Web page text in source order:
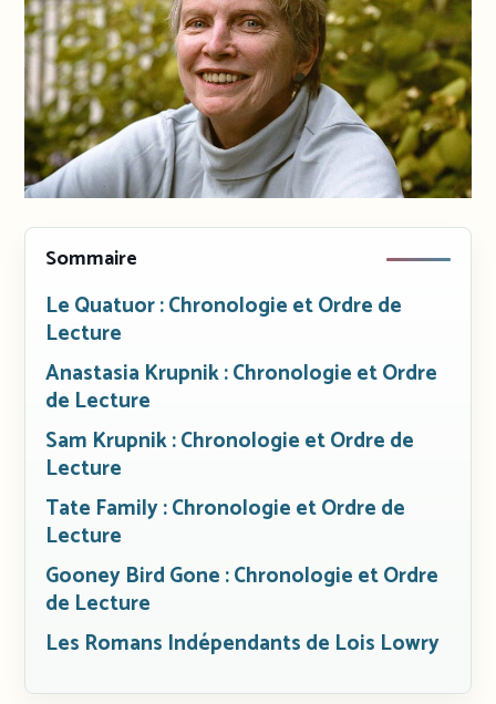
Sommaire
Le Quatuor : Chronologie et Ordre de
Lecture
Anastasia Krupnik : Chronologie et Ordre
de Lecture
Sam Krupnik : Chronologie et Ordre de
Lecture
Tate Family : Chronologie et Ordre de
Lecture
Gooney Bird Gone : Chronologie et Ordre
de Lecture
Les Romans Indépendants de Lois Lowry